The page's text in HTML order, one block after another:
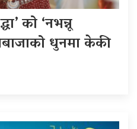
को ‘नभन्नू
धुनमा केकी